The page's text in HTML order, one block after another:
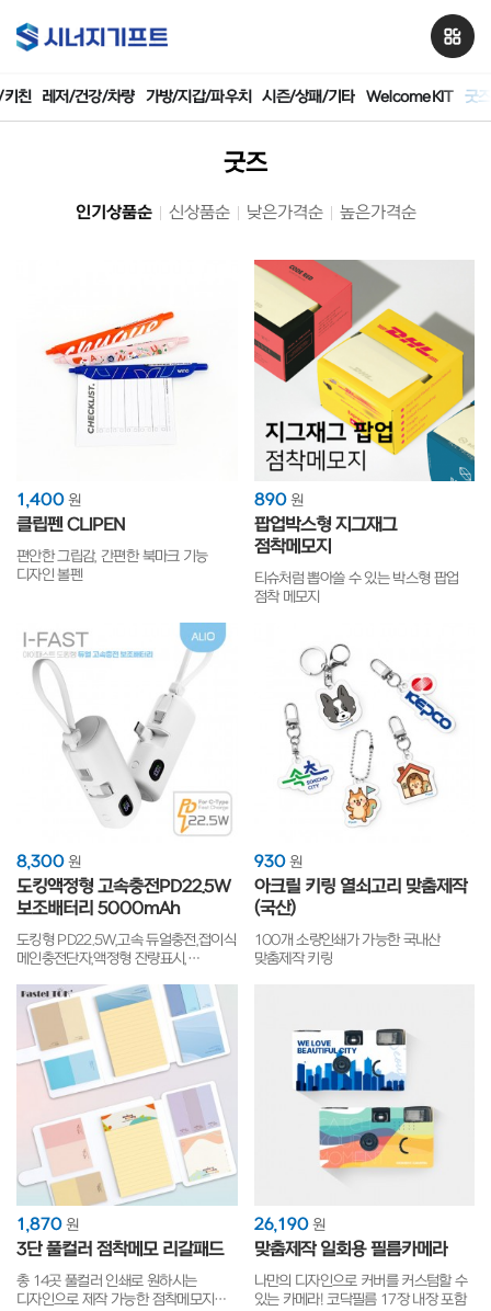
친 레저/건강/차량 가방/지갑/파우치 시즌/상패/기타 WelcomeKIT 굿즈
굿즈
인기상품순 신상품순 낮은가격순 높은가격순
1,400 원
클립펜 CLIPEN
편안한 그립감, 간편한 북마크 기능
디자인 볼펜
890 원
팝업박스형 지그재그
점착메모지
티슈처럼 뽑아쓸 수 있는 박스형 팝업
점착 메모지
8,300 원
도킹액정형 고속충전PD22.5W
보조배터리 5000mAh
도킹형 PD22.5W,고속 듀얼충전,접이식
메인충전단자,액정형 잔량표시,
930 원
아크릴 키링 열쇠고리 맞춤제작
(국산)
100개 소량인쇄가 가능한 국내산
맞춤제작 키링
1,870 원
3단 풀컬러 점착메모 리갈패드
총 14곳 풀컬러 인쇄로 원하시는
디자인으로 제작 가능한 점착메모지
26,190 원
맞춤제작 일회용 필름카메라
나만의 디자인으로 커버를 커스텀할 수
있는 카메라! 코닥필름 17장 내장 포함